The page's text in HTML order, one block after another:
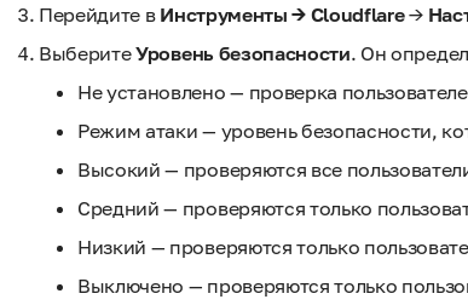
Перейдите в Инструменты → Cloudflare→
ВыберитеУровень безопасности. Он
Не установлено — проверка
Режим атаки — уровень безопасности,
Высокий — проверяются все
Средний — проверяются только
Низкий — проверяются только
Выключено — проверяются только